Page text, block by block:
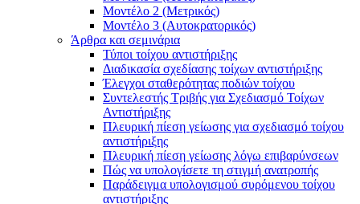
Μοντέλο 2 (Μετρικός)
Μοντέλο 3 (Αυτοκρατορικός)
Άρθρα και σεμινάρια
Τύποι τοίχου αντιστήριξης
Διαδικασία σχεδίασης τοίχων αντιστήριξης
Έλεγχοι σταθερότητας ποδιών τοίχου
Συντελεστής Τριβής για Σχεδιασμό Τοίχων
Αντιστήριξης
Πλευρική πίεση γείωσης για σχεδιασμό τοίχου
αντιστήριξης
Πλευρική πίεση γείωσης λόγω επιβαρύνσεων
Πώς να υπολογίσετε τη στιγμή ανατροπής
Παράδειγμα υπολογισμού συρόμενου τοίχου
αντιστήριξης